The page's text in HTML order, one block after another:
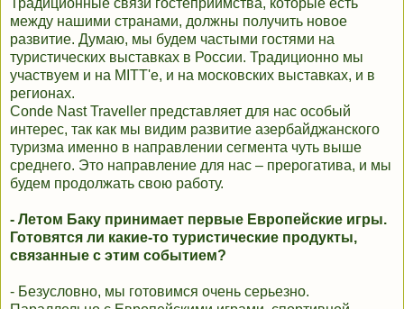
Традиционные связи гостеприимства, которые есть
между нашими странами, должны получить новое
развитие. Думаю, мы будем частыми гостями на
туристических выставках в России. Традиционно мы
участвуем и на MITT'е, и на московских выставках, и в
регионах.
Conde Nast Traveller представляет для нас особый
интерес, так как мы видим развитие азербайджанского
туризма именно в направлении сегмента чуть выше
среднего. Это направление для нас – прерогатива, и мы
будем продолжать свою работу.
- Летом Баку принимает первые Европейские игры.
Готовятся ли какие-то туристические продукты,
связанные с этим событием?
- Безусловно, мы готовимся очень серьезно.